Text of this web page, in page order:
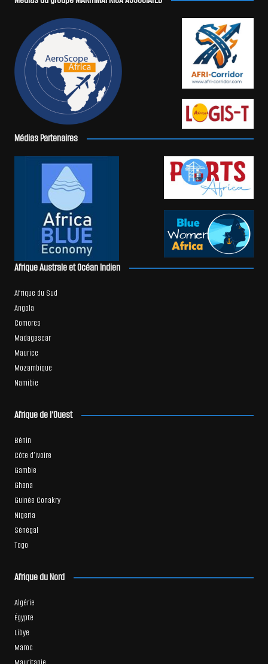
Médias Partenaires
Afrique Australe et Océan Indien
Afrique du Sud
Angola
Comores
Madagascar
Maurice
Mozambique
Namibie
Afrique de l’Ouest
Bénin
Côte d’Ivoire
Gambie
Ghana
Guinée Conakry
Nigeria
Sénégal
Togo
Afrique du Nord
Algérie
Égypte
Libye
Maroc